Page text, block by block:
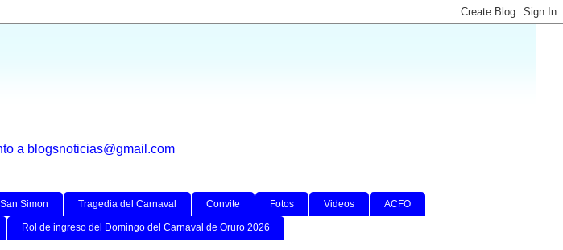
a blogsnoticias@gmail.com
Simon Tragedia del Carnaval Convite Fotos Videos ACFO
Rol de ingreso del Domingo del Carnaval de Oruro 2026